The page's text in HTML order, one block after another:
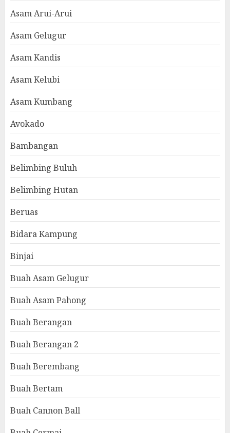
Asam Arui-Arui
Asam Gelugur
Asam Kandis
Asam Kelubi
Asam Kumbang
Avokado
Bambangan
Belimbing Buluh
Belimbing Hutan
Beruas
Bidara Kampung
Binjai
Buah Asam Gelugur
Buah Asam Pahong
Buah Berangan
Buah Berangan 2
Buah Berembang
Buah Bertam
Buah Cannon Ball